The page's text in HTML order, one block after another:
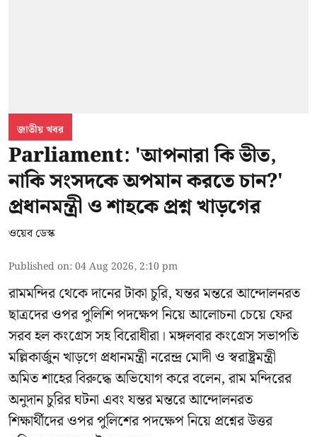
জাতীয় খবর
Parliament: 'আপনারা কি ভীত,
নাকি সংসদকে অপমান করতে চান?'
প্রধানমন্ত্রী ও শাহকে প্রশ্ন খাড়গের
ওয়েব ডেস্ক
Published on:04 Aug 2026, 2:10 pm
রামমন্দির থেকে দানের টাকা চুরি, যন্তর মন্তরে আন্দোলনরত
ছাত্রদের ওপর পুলিশি পদক্ষেপ নিয়ে আলোচনা চেয়ে ফের
সরব হল কংগ্রেস সহ বিরোধীরা। মঙ্গলবার কংগ্রেস সভাপতি
মল্লিকার্জুন খাড়গে প্রধানমন্ত্রী নরেন্দ্র মোদী ও স্বরাষ্ট্রমন্ত্রী
অমিত শাহের বিরুদ্ধে অভিযোগ করে বলেন, রাম মন্দিরের
অনুদান চুরির ঘটনা এবং যন্তর মন্তরে আন্দোলনরত
শিক্ষার্থীদের ওপর পুলিশের পদক্ষেপ নিয়ে প্রশ্নের উত্তর